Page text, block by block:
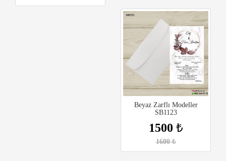
Beyaz Zarflı Modeller
SB1123
1500 ₺
1600₺